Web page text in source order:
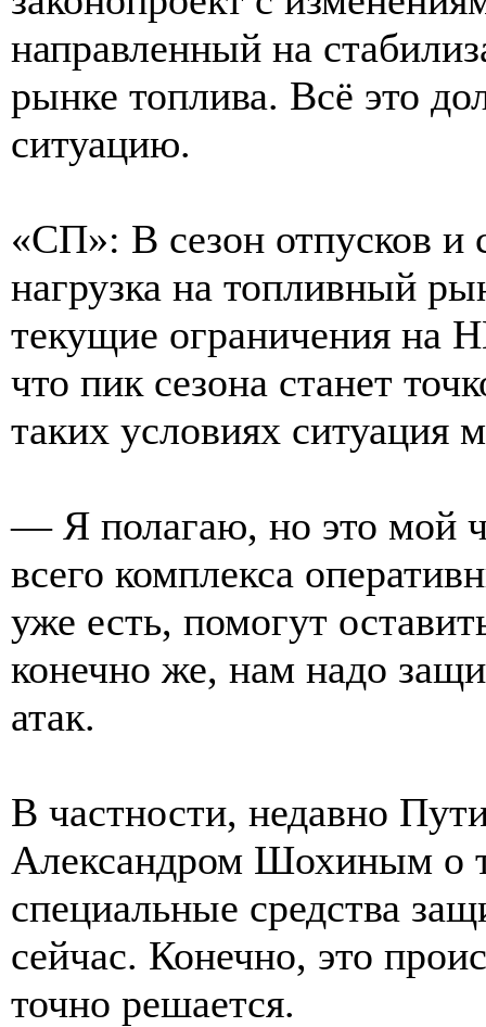
направленный на
рынке топлива. Всё это
ситуацию.
«СП»: В сезон отпусков и
нагрузка на топливный
текущие ограничения на
что пик сезона станет
таких условиях ситуация
— Я полагаю, но это мой
всего комплекса
уже есть, помогут
конечно же, нам надо
атак.
В частности, недавно
Александром Шохиным о
специальные средства
сейчас. Конечно, это
точно решается.